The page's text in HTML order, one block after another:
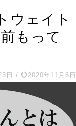
ウェイト
もって
日 / 2020年11月6日